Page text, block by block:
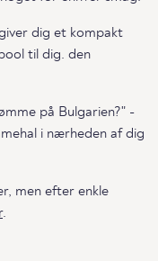
dig et kompakt
til dig. den
på Bulgarien?" -
i nærheden af dig
men efter enkle
.